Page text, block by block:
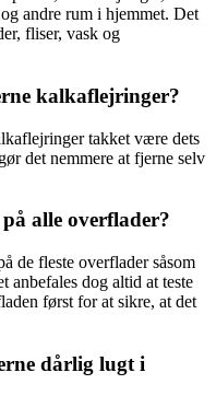
andre rum i hjemmet. Det
fliser, vask og
kalkaflejringer?
takket være dets
det nemmere at fjerne selv
alle overflader?
de fleste overflader såsom
anbefales dog altid at teste
først for at sikre, at det
dårlig lugt i